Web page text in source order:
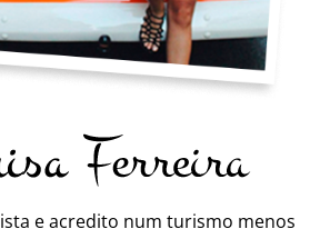
e acredito num turismo menos